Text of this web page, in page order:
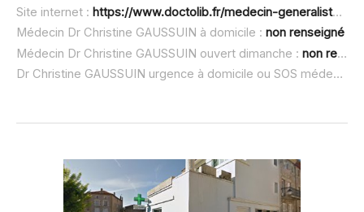
Site internet : https://www.doctolib.fr/medecin-generaliste/bourg-argental/christine-gaussuin
Médecin Dr Christine GAUSSUIN à domicile : non renseigné
Médecin Dr Christine GAUSSUIN ouvert dimanche : non renseigné
Dr Christine GAUSSUIN urgence à domicile ou SOS médecin :